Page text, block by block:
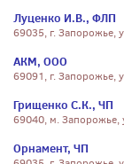
Луценко И.В., ФЛП
69035, г. Запорожье,
АКМ, ООО
69091, г. Запорожье,
Грищенко С.К., ЧП
69040, м. Запорожье,
Орнамент, ЧП